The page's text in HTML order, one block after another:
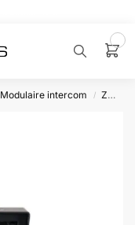
Modulaire intercom / Zwart